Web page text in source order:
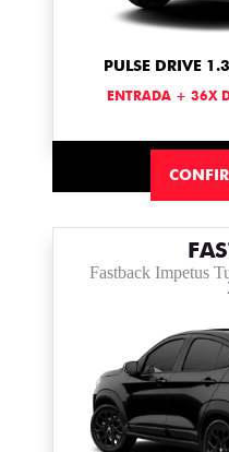
PULSE DRIVE
ENTRADA + 36X
Fastback Impetus